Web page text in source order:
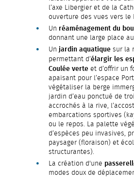
l’axe Libergier et de la
ouverture des vues vers le
Un réaménagement du
donnant une large place
Un jardin aquatique sur la
permettant d’élargir les
Coulée verte et d’offrir un
apaisant pour l’espace
végétaliser la berge
jardin d’eau ponctué de
accrochés à la rive,
embarcations sportives
ou le repos. La palette
d’espèces peu invasives,
paysager (floraison) et
structurantes).
La création d'une
modes doux de